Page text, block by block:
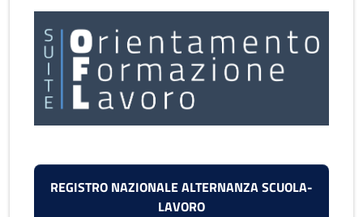
REGISTRO NAZIONALE ALTERNANZA SCUOLA-
LAVORO